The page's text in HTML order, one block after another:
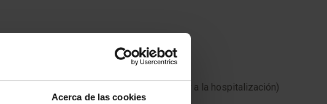
Acerca de las cookies
de convalecencia en el domicilio posterior a la hospitalización)